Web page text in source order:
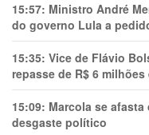
15:57: Ministro André
do governo Lula a
15:35: Vice de Flávio
repasse de R$ 6
15:09: Marcola se
desgaste político